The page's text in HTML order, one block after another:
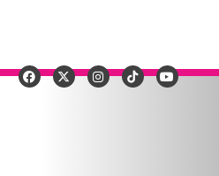
Siguiente